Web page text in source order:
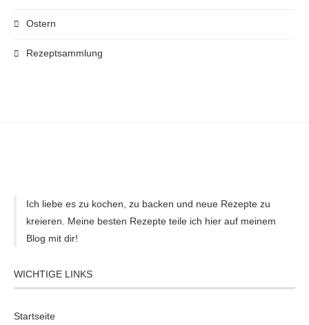
Ostern
Rezeptsammlung
Ich liebe es zu kochen, zu backen und neue Rezepte zu
kreieren. Meine besten Rezepte teile ich hier auf meinem
Blog mit dir!
WICHTIGE LINKS
Startseite